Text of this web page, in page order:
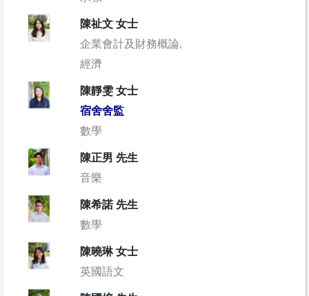
陳祉文 女士
企業會計及財務概論,
經濟
陳靜雯 女士
宿舍舍監
數學
陳正男 先生
音樂
陳希諾 先生
數學
陳曉琳 女士
英國語文